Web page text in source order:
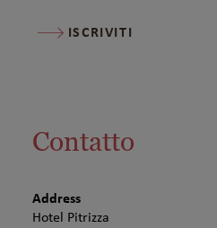
ISCRIVITI
Contatto
Address
Hotel Pitrizza